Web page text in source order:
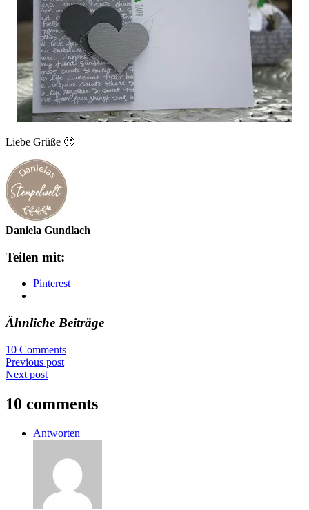
Liebe Grüße 🙂
Daniela Gundlach
Teilen mit:
Pinterest
Ähnliche Beiträge
10 Comments
Previous post
Next post
10 comments
Antworten